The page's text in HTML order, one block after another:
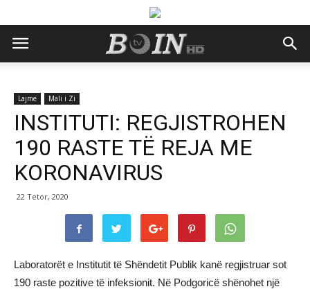
Lajme Mali i Zi
INSTITUTI: REGJISTROHEN
190 RASTE TË REJA ME
KORONAVIRUS
22 Tetor, 2020
Laboratorët e Institutit të Shëndetit Publik kanë regjistruar sot
190 raste pozitive të infeksionit. Në Podgoricë shënohet një